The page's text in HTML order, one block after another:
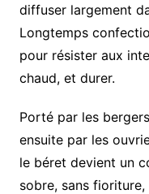
diffuser largement
Longtemps
pour résister aux
chaud, et durer.
Porté par les
ensuite par les
le béret devient un
sobre, sans